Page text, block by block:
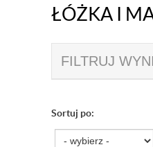
ŁÓŻKA I
FILTRUJ
Sortuj po: